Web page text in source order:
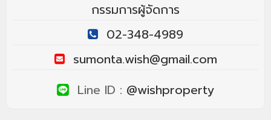
กรรมการผู้จัดการ
02-348-4989
sumonta.wish@gmail.com
Line ID : @wishproperty